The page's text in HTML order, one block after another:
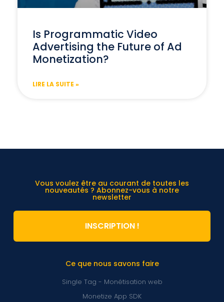
Is Programmatic Video
Advertising the Future of Ad
Monetization?
LIRE LA SUITE »
Ce que nous savons faire
Single Tag - Monétisation web
Monetize App SDK
Vous voulez être au courant de toutes les
nouveautés ? Abonnez-vous à notre
newsletter
INSCRIPTION !